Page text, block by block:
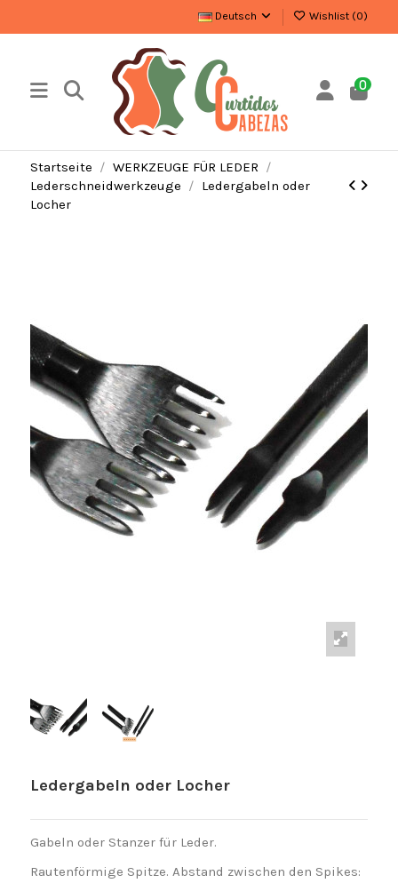
Deutsch Wishlist (0)
0
Startseite
WERKZEUGE FÜR LEDER
Lederschneidwerkzeuge
Ledergabeln oder
Locher
Ledergabeln oder Locher
Gabeln oder Stanzer für Leder.
Rautenförmige Spitze. Abstand zwischen den Spikes: